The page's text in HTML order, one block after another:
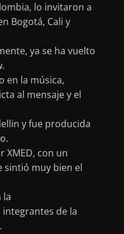
lo invitaron a
Bogotá, Cali y
ya se ha vuelto
en la música,
al mensaje y el
y fue producida
XMED, con un
sintió muy bien el
la
de la